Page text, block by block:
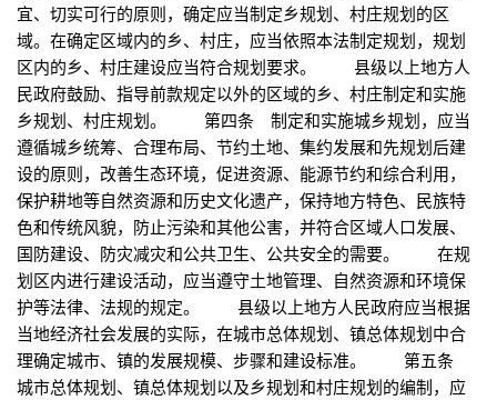
宜、切实可行的原则，确定应当制定乡规划、村庄规划的区
域。在确定区域内的乡、村庄，应当依照本法制定规划，规划
区内的乡、村庄建设应当符合规划要求。 县级以上地方人
民政府鼓励、指导前款规定以外的区域的乡、村庄制定和实施
乡规划、村庄规划。 第四条 制定和实施城乡规划，应当
遵循城乡统筹、合理布局、节约土地、集约发展和先规划后建
设的原则，改善生态环境，促进资源、能源节约和综合利用，
保护耕地等自然资源和历史文化遗产，保持地方特色、民族特
色和传统风貌，防止污染和其他公害，并符合区域人口发展、
国防建设、防灾减灾和公共卫生、公共安全的需要。 在规
划区内进行建设活动，应当遵守土地管理、自然资源和环境保
护等法律、法规的规定。 县级以上地方人民政府应当根据
当地经济社会发展的实际，在城市总体规划、镇总体规划中合
理确定城市、镇的发展规模、步骤和建设标准。 第五条
城市总体规划、镇总体规划以及乡规划和村庄规划的编制，应